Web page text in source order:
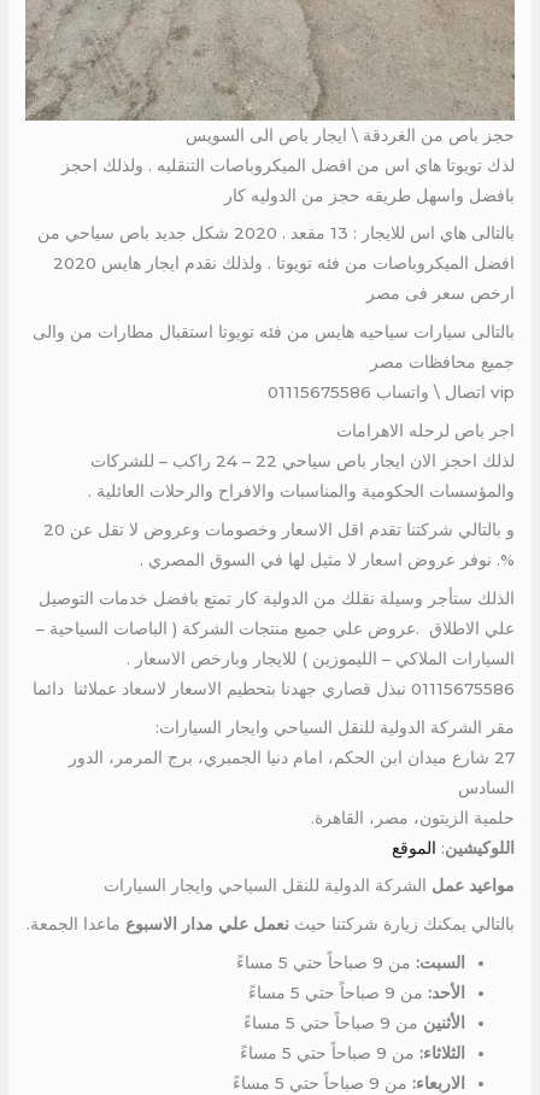
حجز باص من الغردقة \ ايجار باص الى السويس
لذك تويوتا هاي اس من افضل الميكروباصات التنقليه . ولذلك احجز
بافضل واسهل طريقه حجز من الدوليه كار
بالتالى هاي اس للايجار : 13 مقعد . 2020 شكل جديد باص سياحي من
افضل الميكروباصات من فئه تويوتا . ولذلك نقدم ايجار هايس 2020
ارخص سعر فى مصر
بالتالى سيارات سياحيه هايس من فئه تويوتا استقبال مطارات من والى
جميع محافظات مصر
vip اتصال \ واتساب 01115675586
اجر باص لرحله الاهرامات
لذلك احجز الان ايجار باص سياحي 22 – 24 راكب – للشركات
والمؤسسات الحكومية والمناسبات والافراح والرحلات العائلية .
و بالتالي شركتنا تقدم اقل الاسعار وخصومات وعروض لا تقل عن 20
%. نوفر عروض اسعار لا مثيل لها في السوق المصري .
الذلك ستأجر وسيلة نقلك من الدولية كار تمتع بافضل خدمات التوصيل
علي الاطلاق .عروض علي جميع منتجات الشركة ( الباصات السياحية –
السيارات الملاكي – الليموزين ) للايجار وبارخص الاسعار .
01115675586 نبذل قصاري جهدنا بتحطيم الاسعار لاسعاد عملائنا دائما
مقر الشركة الدولية للنقل السياحي وايجار السيارات:
27 شارع ميدان ابن الحكم، امام دنيا الجمبري، برج المرمر، الدور
السادس
حلمية الزيتون، مصر، القاهرة.
اللوكيشين: الموقع
مواعيد عمل الشركة الدولية للنقل السياحي وايجار السيارات
بالتالي يمكنك زيارة شركتنا حيثنعمل علي مدار الاسبوع ماعدا الجمعة.
السبت: من 9 صباحاً حتي 5 مساءً
الأحد: من 9 صباحاً حتي 5 مساءً
الأثنين من 9 صباحاً حتي 5 مساءً
الثلاثاء: من 9 صباحاً حتي 5 مساءً
الاربعاء: من 9 صباحاً حتي 5 مساءً